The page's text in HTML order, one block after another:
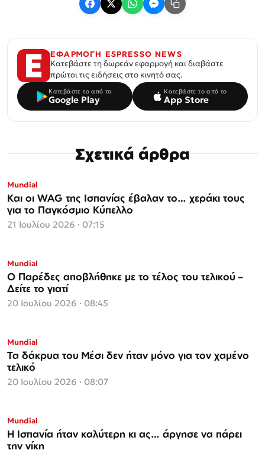
ΕΦΑΡΜΟΓΗ ESPRESSO NEWS
Κατεβάστε τη δωρεάν εφαρμογή και διαβάστε
πρώτοι τις ειδήσεις στο κινητό σας.
Κατεβάστε το από το
Google Play
Κατεβάστε το από το
App Store
Σχετικά άρθρα
Mundial
Και οι WAG της Ισπανίας έβαλαν το… χεράκι τους
για το Παγκόσμιο Κύπελλο
21 Ιουλίου 2026 · 07:15
Mundial
Ο Παρέδες αποβλήθηκε με το τέλος του τελικού –
Δείτε το γιατί
20 Ιουλίου 2026 · 08:45
Mundial
Τα δάκρυα του Μέσι δεν ήταν μόνο για τον χαμένο
τελικό
20 Ιουλίου 2026 · 08:07
Mundial
Η Ισπανία ήταν καλύτερη κι ας… άργησε να πάρει
την νίκη